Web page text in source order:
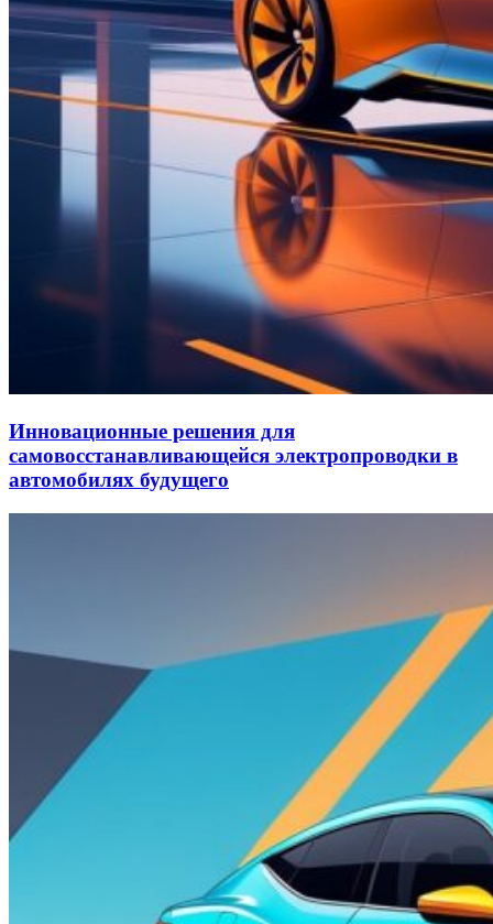
Инновационные решения для
самовосстанавливающейся электропроводки в
автомобилях будущего